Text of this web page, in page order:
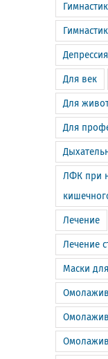
Депрессия
Для век
Для
Для
ЛФК при
Лечение
Лечение
Маски